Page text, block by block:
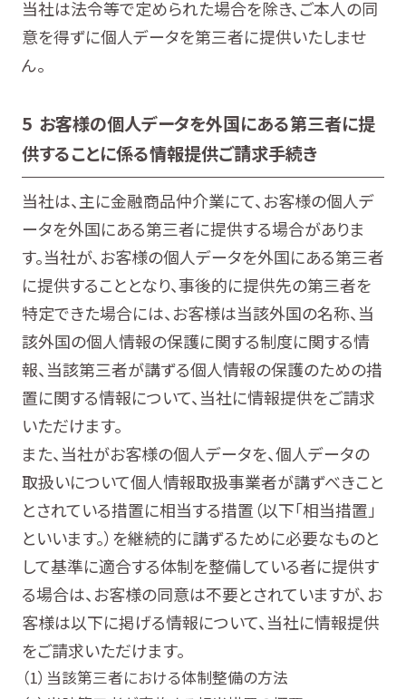
当社は法令等で定められた場合を除き、ご本人の同
意を得ずに個人データを第三者に提供いたしませ
ん。
5 お客様の個人データを外国にある第三者に提
供することに係る情報提供ご請求手続き
当社は、主に金融商品仲介業にて、お客様の個人デ
ータを外国にある第三者に提供する場合がありま
す。当社が、お客様の個人データを外国にある第三者
に提供することとなり、事後的に提供先の第三者を
特定できた場合には、お客様は当該外国の名称、当
該外国の個人情報の保護に関する制度に関する情
報、当該第三者が講ずる個人情報の保護のための措
置に関する情報について、当社に情報提供をご請求
いただけます。
また、当社がお客様の個人データを、個人データの
取扱いについて個人情報取扱事業者が講ずべきこと
とされている措置に相当する措置（以下「相当措置」
といいます。）を継続的に講ずるために必要なものと
して基準に適合する体制を整備している者に提供す
る場合は、お客様の同意は不要とされていますが、お
客様は以下に掲げる情報について、当社に情報提供
をご請求いただけます。
当該第三者における体制整備の方法